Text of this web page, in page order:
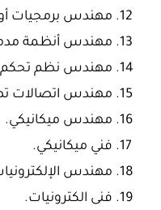
مهندس برمجيات
مهندس أنظمة
مهندس نظم
مهندس اتصالات
مهندس ميكانيكي.
فني ميكانيكي.
مهندس
فنى الكترونيات.